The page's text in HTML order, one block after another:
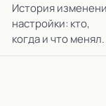
История
настройки: кто,
когда и что менял.